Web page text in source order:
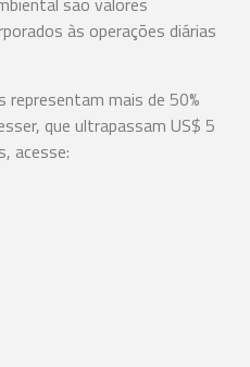
às operações diárias
representam mais de 50%
que ultrapassam US$ 5
acesse: